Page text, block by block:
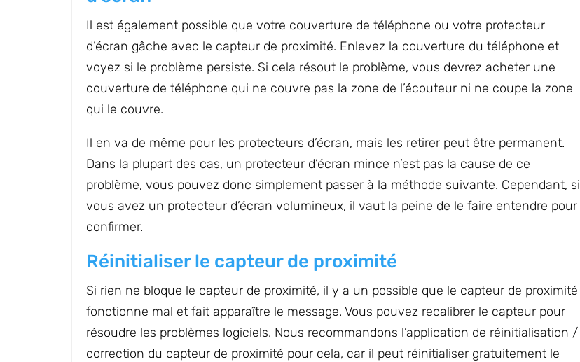
Il est également possible que votre couverture de téléphone ou votre protecteur
d’écran gâche avec le capteur de proximité. Enlevez la couverture du téléphone et
voyez si le problème persiste. Si cela résout le problème, vous devrez acheter une
couverture de téléphone qui ne couvre pas la zone de l’écouteur ni ne coupe la zone
qui le couvre.
Il en va de même pour les protecteurs d’écran, mais les retirer peut être permanent.
Dans la plupart des cas, un protecteur d’écran mince n’est pas la cause de ce
problème, vous pouvez donc simplement passer à la méthode suivante. Cependant, si
vous avez un protecteur d’écran volumineux, il vaut la peine de le faire entendre pour
confirmer.
Réinitialiser le capteur de proximité
Si rien ne bloque le capteur de proximité, il y a un possible que le capteur de proximité
fonctionne mal et fait apparaître le message. Vous pouvez recalibrer le capteur pour
résoudre les problèmes logiciels. Nous recommandons l’application de réinitialisation /
correction du capteur de proximité pour cela, car il peut réinitialiser gratuitement le